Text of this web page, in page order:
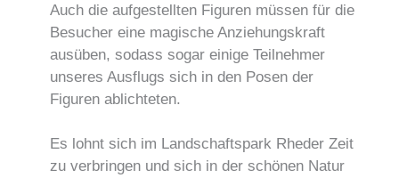
Auch die aufgestellten Figuren müssen für die
Besucher eine magische Anziehungskraft
ausüben, sodass sogar einige Teilnehmer
unseres Ausflugs sich in den Posen der
Figuren ablichteten.
Es lohnt sich im Landschaftspark Rheder Zeit
zu verbringen und sich in der schönen Natur